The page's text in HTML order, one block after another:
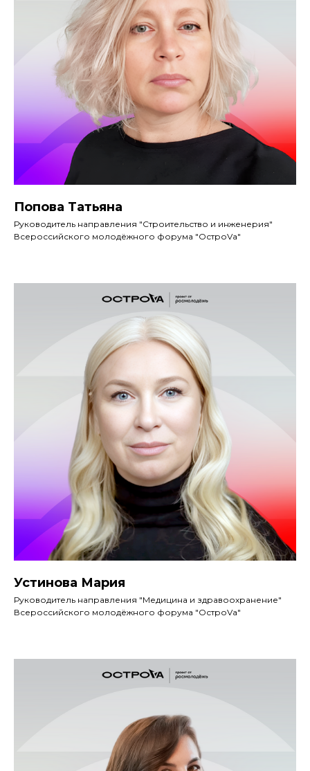
Попова Татьяна
Руководитель направления "Строительство и инженерия"
Всероссийского молодёжного форума "ОстроVа"
Устинова Мария
Руководитель направления "Медицина и здравоохранение"
Всероссийского молодёжного форума "ОстроVа"